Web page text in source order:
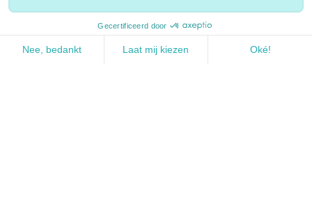
Dirk-Jan Kranendonk | Founder |
Marketingstrateeg